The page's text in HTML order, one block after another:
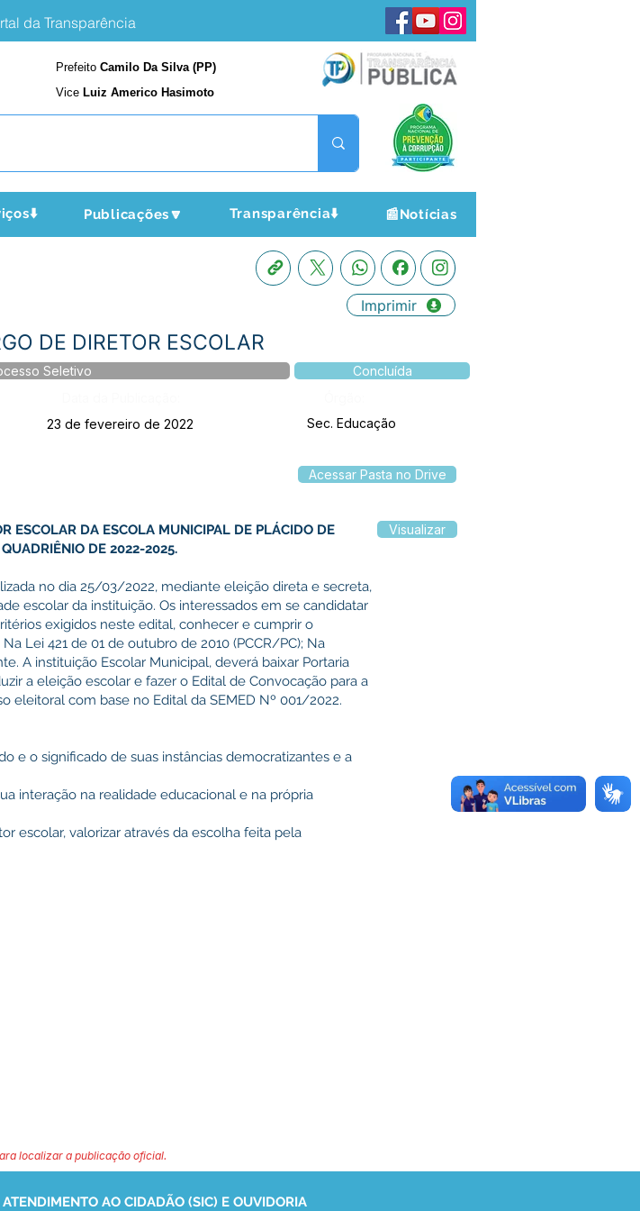
da Transparência
Prefeito Camilo Da Silva (PP)
Vice Luiz Americo Hasimoto
Publicações🔽 Transparência⬇️ 📰Notícias
Imprimir
DE DIRETOR ESCOLAR
Seletivo
Concluída
23 de fevereiro de 2022 Sec. Educação
Acessar Pasta no Drive
ESCOLAR DA ESCOLA MUNICIPAL DE PLÁCIDO DE
DE 2022-2025.
no dia 25/03/2022, mediante eleição direta e secreta,
escolar da instituição. Os interessados em se candidatar
exigidos neste edital, conhecer e cumprir o
Lei 421 de 01 de outubro de 2010 (PCCR/PC); Na
A instituição Escolar Municipal, deverá baixar Portaria
a eleição escolar e fazer o Edital de Convocação para a
eleitoral com base no Edital da SEMED Nº 001/2022.
e o significado de suas instâncias democratizantes e a
interação na realidade educacional e na própria
escolar, valorizar através da escolha feita pela
Visualizar
localizar a publicação oficial.
ATENDIMENTO AO CIDADÃO (SIC) E OUVIDORIA